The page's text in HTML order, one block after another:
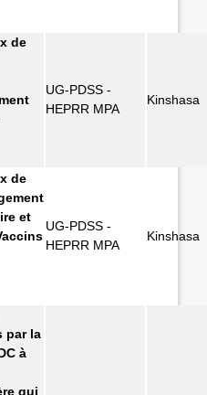
de
UG-PDSS -
HEPRR MPA
Kinshasa
de
et
UG-PDSS -
HEPRR MPA
Kinshasa
par la
à
qui